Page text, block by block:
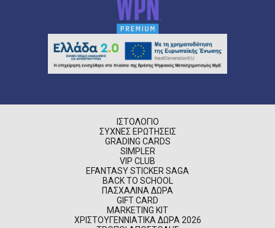
ΙΣΤΟΛΌΓΙΟ
ΣΥΧΝΈΣ ΕΡΩΤΉΣΕΙΣ
GRADING CARDS
SIMPLER
VIP CLUB
EFANTASY STICKER SAGA
BACK TO SCHOOL
ΠΑΣΧΑΛΙΝΆ ΔΏΡΑ
GIFT CARD
MARKETING KIT
ΧΡΙΣΤΟΥΓΕΝΝΙΆΤΙΚΑ ΔΏΡΑ 2026